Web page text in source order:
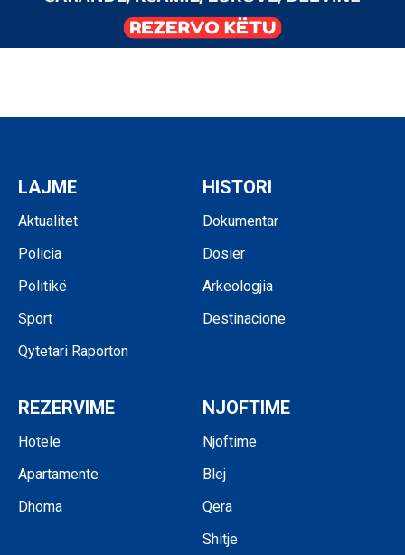
LAJME
Aktualitet
Policia
Politikë
Sport
Qytetari Raporton
HISTORI
Dokumentar
Dosier
Arkeologjia
Destinacione
REZERVIME
Hotele
Apartamente
Dhoma
NJOFTIME
Njoftime
Blej
Qera
Shitje